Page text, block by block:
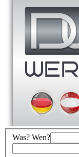
Was? Wen?